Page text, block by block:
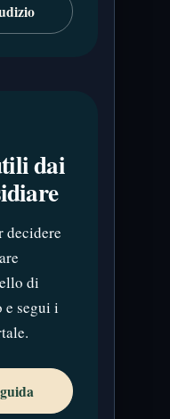
dai
decidere
di
e segui i